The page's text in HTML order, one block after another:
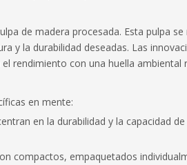
de madera procesada. Esta pulpa
y la durabilidad deseadas. Las
rendimiento con una huella ambiental
en mente:
en la durabilidad y la capacidad
compactos, empaquetados